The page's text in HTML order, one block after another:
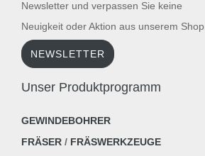
Newsletter und verpassen Sie keine
Neuigkeit oder Aktion aus unserem Shop.
NEWSLETTER
Unser Produktprogramm
GEWINDEBOHRER
FRÄSER / FRÄSWERKZEUGE